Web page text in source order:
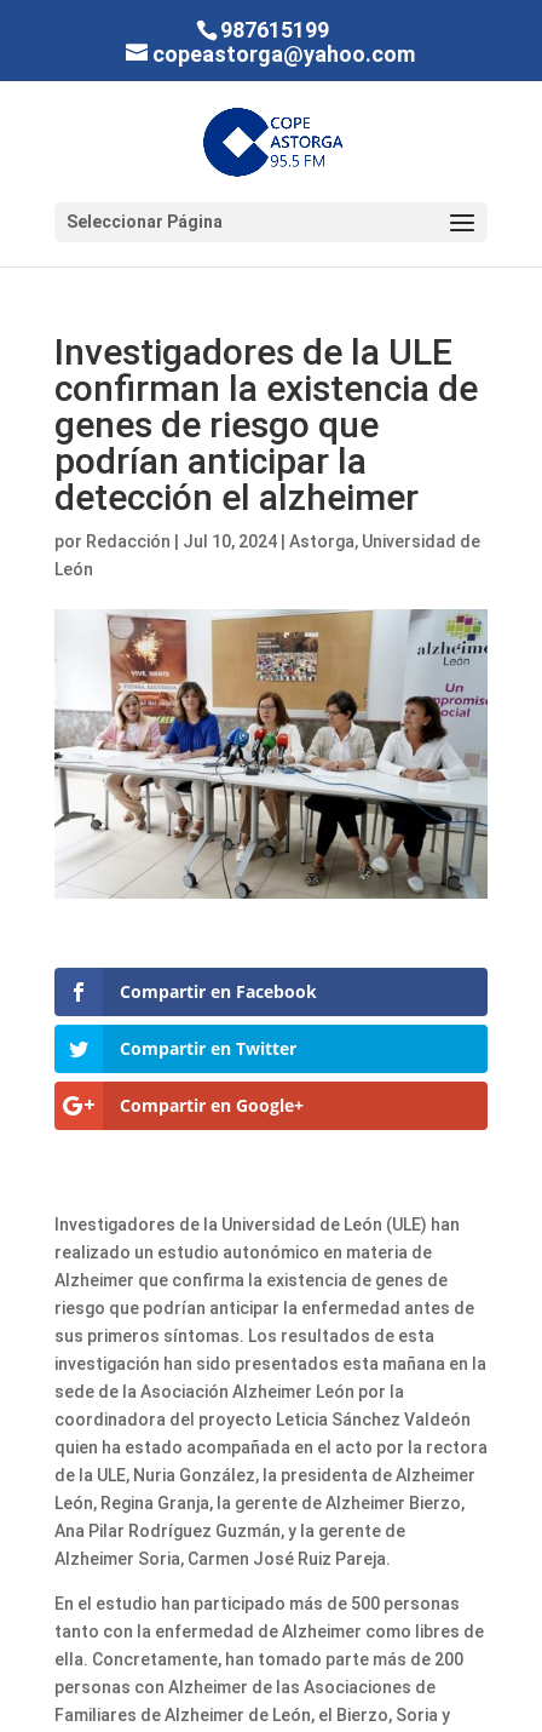
987615199
copeastorga@yahoo.com
Seleccionar Página
Investigadores de la ULE
confirman la existencia de
genes de riesgo que
podrían anticipar la
detección el alzheimer
por Redacción Jul 10, 2024| Astorga, Universidad de
León
Compartir en Facebook
Compartir en Twitter
Compartir en Google+
Investigadores de la Universidad de León (ULE) han
realizado un estudio autonómico en materia de
Alzheimer que confirma la existencia de genes de
riesgo que podrían anticipar la enfermedad antes de
sus primeros síntomas. Los resultados de esta
investigación han sido presentados esta mañana en la
sede de la Asociación Alzheimer León por la
coordinadora del proyecto Leticia Sánchez Valdeón
quien ha estado acompañada en el acto por la rectora
de la ULE, Nuria González, la presidenta de Alzheimer
León, Regina Granja, la gerente de Alzheimer Bierzo,
Ana Pilar Rodríguez Guzmán, y la gerente de
Alzheimer Soria, Carmen José Ruiz Pareja.
En el estudio han participado más de 500 personas
tanto con la enfermedad de Alzheimer como libres de
ella. Concretamente, han tomado parte más de 200
personas con Alzheimer de las Asociaciones de
Familiares de Alzheimer de León, el Bierzo, Soria y